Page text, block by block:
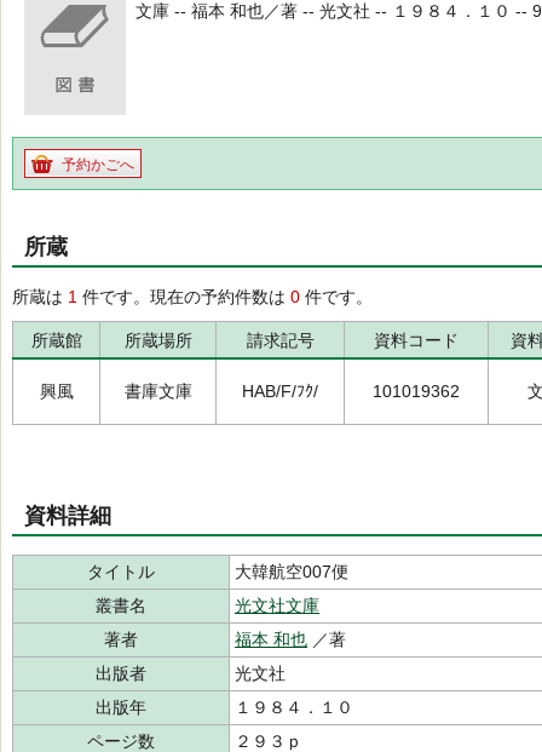
文庫 -- 福本 和也／著 -- 光文社 -- １９８４．１０ --
予約かごへ
所蔵
所蔵は 1 件です。現在の予約件数は 0 件です。
所蔵館 所蔵場所 請求記号 資料コード 資
興風 書庫文庫 HAB/F/ﾌｸ/ 101019362
資料詳細
タイトル
大韓航空007便
叢書名
光文社文庫
著者
福本 和也 ／著
出版者
光文社
出版年
１９８４．１０
ページ数
２９３ｐ